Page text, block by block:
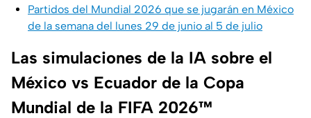
Partidos del Mundial 2026 que se jugarán en México
de la semana del lunes 29 de junio al 5 de julio
Las simulaciones de la IA sobre el
México vs Ecuador de la Copa
Mundial de la FIFA 2026™